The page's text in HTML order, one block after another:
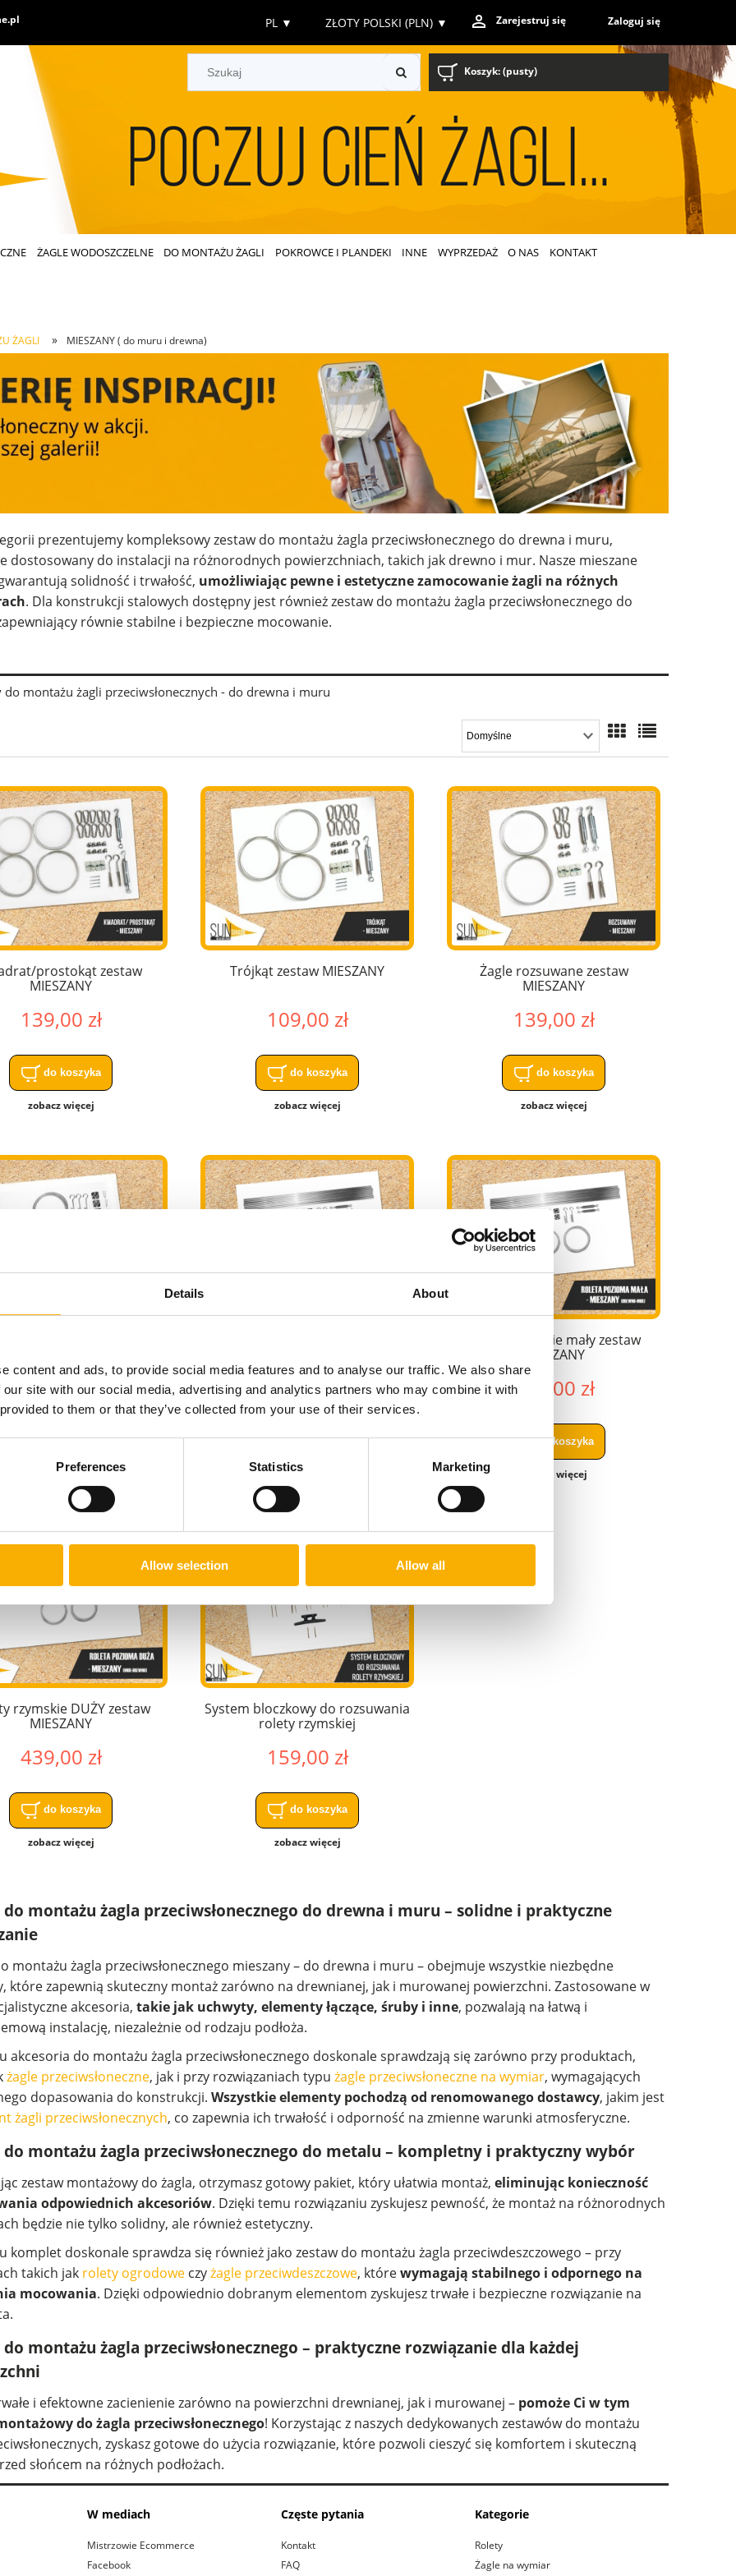
Details About
content and ads, to provide social media features and to analyse our traffic. We also share
site with our social media, advertising and analytics partners who may combine it with
to them or that they’ve collected from your use of their services.
Preferences Statistics Marketing
Allow selection Allow all
Zarejestruj się Zaloguj się
ZŁOTY POLSKI (PLN) ▼
PL ▼
Koszyk:(pusty)
ŻAGLE WODOSZCZELNE DO MONTAŻU ŻAGLI POKROWCE I PLANDEKI INNE WYPRZEDAŻ O NAS KONTAKT
ŻAGLI » MIESZANY ( do muru i drewna)
pozioma premium Decor
NA WYMIAR
135,00 zł
do koszyka
Osłona tarasowa przeźroczysta NA
139,00 zł
do koszyka
Żagiel graficzny wodoszczelny NA
prezentujemy kompleksowy zestaw do montażu żagla przeciwsłonecznego do drewna i muru,
dostosowany do instalacji na różnorodnych powierzchniach, takich jak drewno i mur. Nasze mieszane
solidność i trwałość, umożliwiając pewne i estetyczne zamocowanie żagli na różnych
. Dla konstrukcji stalowych dostępny jest również zestaw do montażu żagla przeciwsłonecznego do
równie stabilne i bezpieczne mocowanie.
do montażu żagli przeciwsłonecznych - do drewna i muru
prostokąt zestaw
MIESZANY
139,00 zł
do koszyka
zobacz więcej
Trójkąt zestaw MIESZANY
109,00 zł
do koszyka
zobacz więcej
Żagle rozsuwane zestaw
MIESZANY
139,00 zł
do koszyka
zobacz więcej
rozsuwane na 3 linkach
189,00 zł
do koszyka
zobacz więcej
289,00 zł
do koszyka
zobacz więcej
Rolety rzymskie mały zestaw
MIESZANY
389,00 zł
do koszyka
zobacz więcej
rzymskie DUŻY zestaw
MIESZANY
439,00 zł
do koszyka
zobacz więcej
System bloczkowy do rozsuwania
rolety rzymskiej
159,00 zł
do koszyka
zobacz więcej
do montażu żagla przeciwsłonecznego do drewna i muru – solidne i praktyczne
montażu żagla przeciwsłonecznego mieszany – do drewna i muru – obejmuje wszystkie niezbędne
które zapewnią skuteczny montaż zarówno na drewnianej, jak i murowanej powierzchni. Zastosowane w
akcesoria, takie jak uchwyty, elementy łączące, śruby i inne, pozwalają na łatwą i
instalację, niezależnie od rodzaju podłoża.
akcesoria do montażu żagla przeciwsłonecznego doskonale sprawdzają się zarówno przy produktach,
żagle przeciwsłoneczne, jak i przy rozwiązaniach typu żagle przeciwsłoneczne na wymiar, wymagających
dopasowania do konstrukcji. Wszystkie elementy pochodzą od renomowanego dostawcy, jakim jest
żagli przeciwsłonecznych, co zapewnia ich trwałość i odporność na zmienne warunki atmosferyczne.
do montażu żagla przeciwsłonecznego do metalu – kompletny i praktyczny wybór
zestaw montażowy do żagla, otrzymasz gotowy pakiet, który ułatwia montaż, eliminując konieczność
odpowiednich akcesoriów. Dzięki temu rozwiązaniu zyskujesz pewność, że montaż na różnorodnych
będzie nie tylko solidny, ale również estetyczny.
komplet doskonale sprawdza się również jako zestaw do montażu żagla przeciwdeszczowego – przy
takich jak rolety ogrodowe czyżagle przeciwdeszczowe, którewymagają stabilnego i odpornego na
mocowania. Dzięki odpowiednio dobranym elementom zyskujesz trwałe i bezpieczne rozwiązanie na
do montażu żagla przeciwsłonecznego – praktyczne rozwiązanie dla każdej
i efektowne zacienienie zarówno na powierzchni drewnianej, jak i murowanej – pomoże Ci w tym
do żagla przeciwsłonecznego! Korzystając z naszych dedykowanych zestawów do montażu
zyskasz gotowe do użycia rozwiązanie, które pozwoli cieszyć się komfortem i skuteczną
słońcem na różnych podłożach.
W mediach
Mistrzowie Ecommerce
Facebook
Częste pytania
Kontakt
FAQ
Kategorie
Rolety
Żagle na wymiar